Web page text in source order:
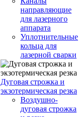
направляющие
для лазерного
аппарата
Уплотнительные
кольца для
лазерной сварки
Дуговая строжка и
экзотермическая резка
Воздушно-
дуговая строжка